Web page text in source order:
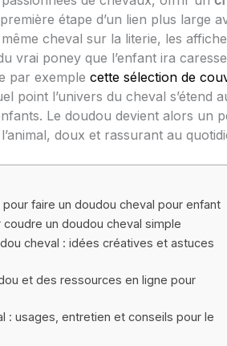
étape d’un lien plus large
cheval sur la literie, les
vrai poney que l’enfant ira
par exemple cette sélection de
point l’univers du cheval s’étend
Le doudou devient alors un
doux et rassurant au
faire un doudou cheval pour enfant
un doudou cheval simple
cheval : idées créatives et astuces
et des ressources en ligne pour
: usages, entretien et conseils pour le